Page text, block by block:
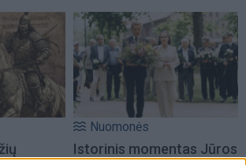
Nuomonės
Istorinis momentas Jūros